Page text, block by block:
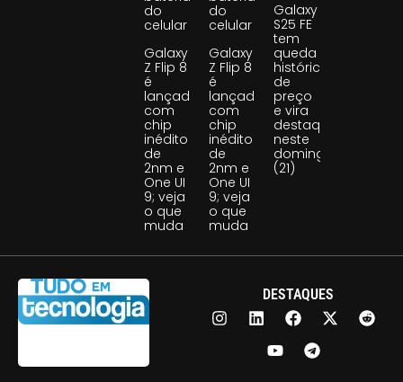
do
celular
Galaxy
Z Flip 8
é
lançado
com
chip
inédito
de
2nm e
One UI
9; veja
o que
muda
do
celular
Galaxy
Z Flip 8
é
lançado
com
chip
inédito
de
2nm e
One UI
9; veja
o que
muda
Galaxy
S25 FE
tem
queda
histórica
de
preço
e vira
destaque
neste
domingo
(21)
DESTAQUES